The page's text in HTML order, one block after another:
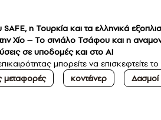
η Τουρκία και τα ελληνικά
Χίο – Το σινιάλο Τσάφου και η
σε υποδομές και στο ΑΙ
μπορείτε να επισκεφτείτε το
μεταφορές κοντέινερ